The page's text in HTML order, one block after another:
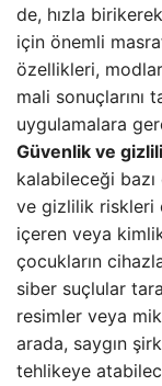
de, hızla
için önemli
özellikleri,
mali sonuçlarını
uygulamalara
Güvenlik ve
kalabileceği
ve gizlilik riskleri
içeren veya kimlik
çocukların
siber suçlular
resimler veya
arada, saygın
tehlikeye